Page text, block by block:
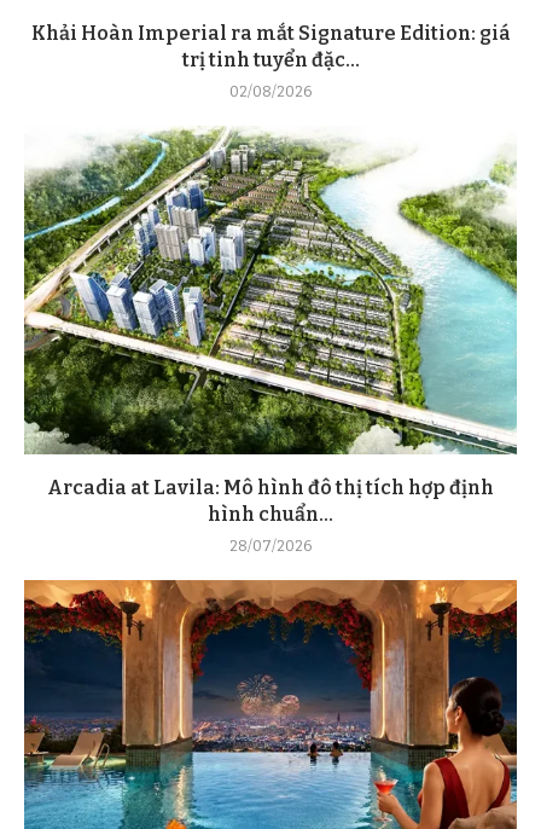
Khải Hoàn Imperial ra mắt Signature Edition: giá
trị tinh tuyển đặc...
02/08/2026
Arcadia at Lavila: Mô hình đô thị tích hợp định
hình chuẩn...
28/07/2026